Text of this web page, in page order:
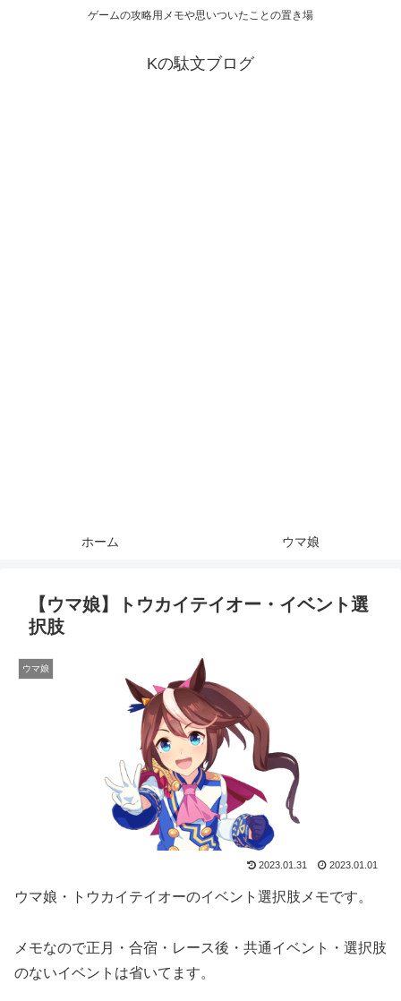
ゲームの攻略用メモや思いついたことの置き場
Kの駄文ブログ
ホーム ウマ娘
【ウマ娘】トウカイテイオー・イベント選
択肢
ウマ娘
2023.01.31 2023.01.01
ウマ娘・トウカイテイオーのイベント選択肢メモです。
メモなので正月・合宿・レース後・共通イベント・選択肢
のないイベントは省いてます。